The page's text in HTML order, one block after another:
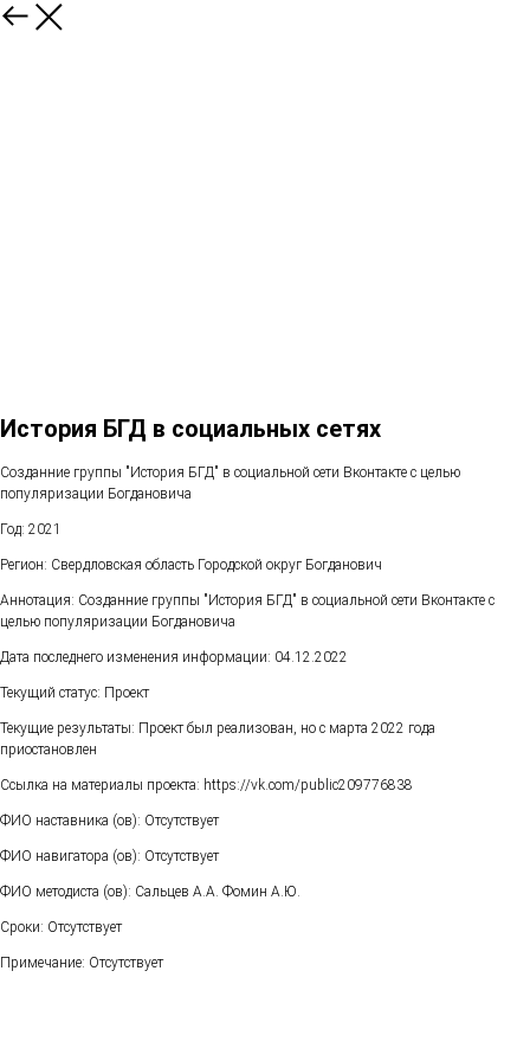
История БГД в социальных сетях
Созданние группы "История БГД" в социальной сети Вконтакте с целью
популяризации Богдановича
Год: 2021
Регион: Свердловская область Городской округ Богданович
Аннотация: Созданние группы "История БГД" в социальной сети Вконтакте с
целью популяризации Богдановича
Дата последнего изменения информации: 04.12.2022
Текущий статус: Проект
Текущие результаты: Проект был реализован, но с марта 2022 года
приостановлен
Ссылка на материалы проекта: https://vk.com/public209776838
ФИО наставника (ов): Отсутствует
ФИО навигатора (ов): Отсутствует
ФИО методиста (ов): Сальцев А.А. Фомин А.Ю.
Сроки: Отсутствует
Примечание: Отсутствует